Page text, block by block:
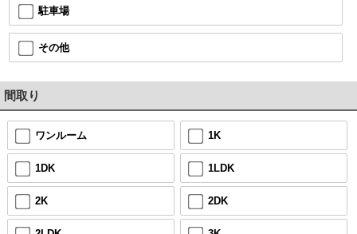
駐車場
その他
間取り
ワンルーム 1K
1DK 1LDK
2K 2DK